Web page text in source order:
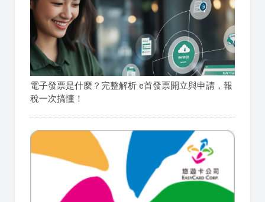
電子發票是什麼？完整解析 e首發票開立與申請，報
稅一次搞懂！